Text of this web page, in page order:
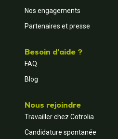
Nos engagements
Partenaires et presse
Besoin d'aide ?
FAQ
Blog
Nous rejoindre
Travailler chez Cotrolia
Candidature spontanée